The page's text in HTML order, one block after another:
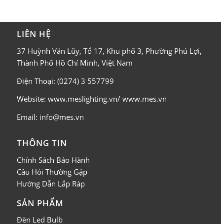
LIÊN HỆ
37 Huỳnh Văn Lũy, Tổ 17, Khu phố 3, Phường Phú Lợi,
Thành Phố Hồ Chí Minh, Việt Nam
Điện Thoại: (0274) 3 557799
Website: www.meslighting.vn/ www.mes.vn
Email: info@mes.vn
THÔNG TIN
Chính Sách Bảo Hành
Câu Hỏi Thường Gặp
Hướng Dẫn Lắp Ráp
SẢN PHẨM
Đèn Led Bulb